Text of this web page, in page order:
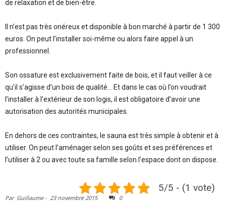
de relaxation et de bien-être.
Il n’est pas très onéreux et disponible à bon marché à partir de 1 300
euros. On peut l’installer soi-même ou alors faire appel à un
professionnel.
Son ossature est exclusivement faite de bois, et il faut veiller à ce
qu’il s’agisse d’un bois de qualité… Et dans le cas où l’on voudrait
l’installer à l’extérieur de son logis, il est obligatoire d’avoir une
autorisation des autorités municipales.
En dehors de ces contraintes, le sauna est très simple à obtenir et à
utiliser. On peut l’aménager selon ses goûts et ses préférences et
l’utiliser à 2 ou avec toute sa famille selon l’espace dont on dispose.
5/5 - (1 vote)
Par Guillaume- 23 novembre 2015 0